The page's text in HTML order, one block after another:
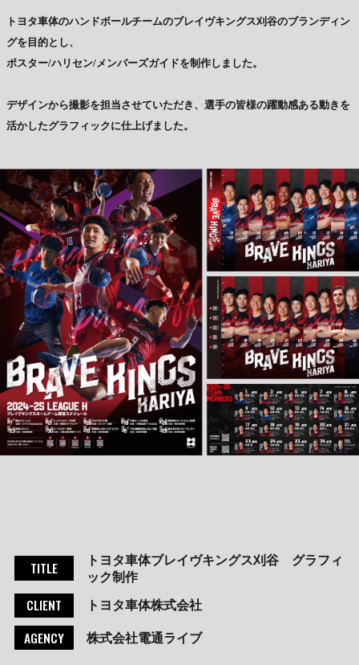
トヨタ車体のハンドボールチームのブレイヴキングス刈谷のブランディン
グを目的とし、
ポスター/ハリセン/メンバーズガイドを制作しました。
デザインから撮影を担当させていただき、選手の皆様の躍動感ある動きを
活かしたグラフィックに仕上げました。
TITLE
トヨタ車体ブレイヴキングス刈谷 グラフィ
ック制作
CLIENT トヨタ車体株式会社
AGENCY 株式会社電通ライブ